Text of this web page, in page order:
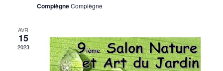
CompiègneCompiègne
AVR
15
2023